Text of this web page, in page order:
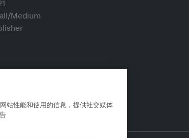
站性能和使用的信息，提供社交媒体